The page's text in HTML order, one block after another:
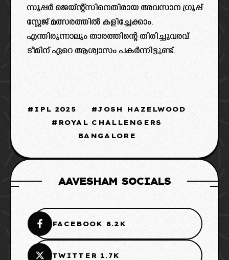
സൂപ്പർ ജെയ്ന്റ്സിനെതിരായ അവസാന ഗ്രൂപ്പ്‌
സ്റ്റേജ് മത്സരത്തിൽ കളിച്ചേക്കാം.
എന്തിരുന്നാലും താരത്തിന്റെ തിരിച്ചുവരവ്
ടീമിന് ഏറെ ആശ്വാസം പകർന്നിട്ടുണ്ട്.
IPL 2025
JOSH HAZELWOOD
ROYAL CHALLENGERS
BANGALORE
AAVESHAM SOCIALS
FACEBOOK 8.2K
TWITTER 1.7K